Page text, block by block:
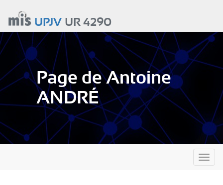
contenu
principal
UPJVUR 4290
Page de Antoine
ANDRÉ